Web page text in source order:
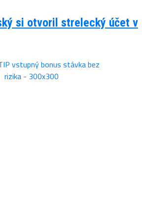
si otvoril strelecký účet v